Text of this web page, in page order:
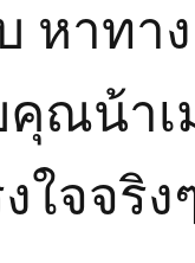
หาทา
ณน้า
ใจจริ